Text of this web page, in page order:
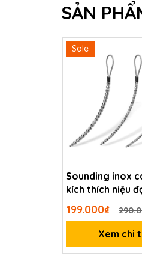
sẽ đưa bạn đến
SẢN
Sale
Sounding inox
kích thích niệu
199.000₫
Xem chi